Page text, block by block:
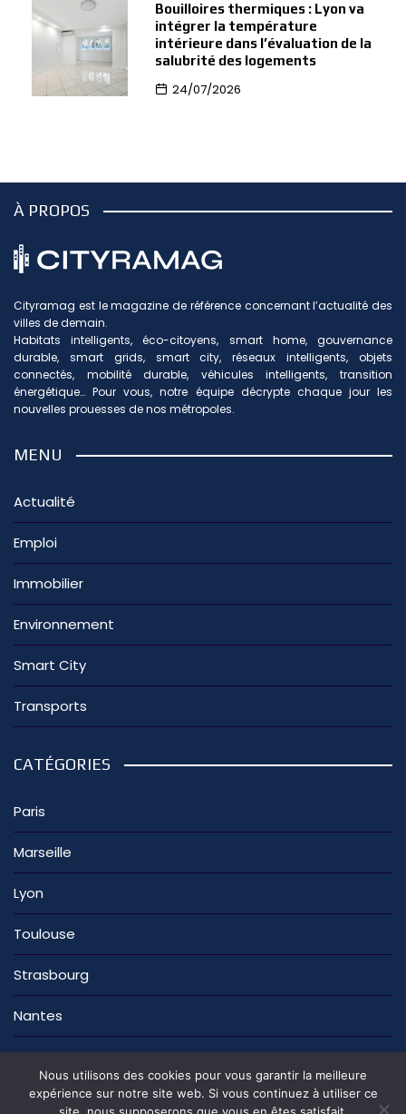
Bouilloires thermiques : Lyon va
intégrer la température
intérieure dans l’évaluation de la
salubrité des logements
24/07/2026
À PROPOS
Cityramag est le magazine de référence concernant l’actualité des
villes de demain.
Habitats intelligents, éco-citoyens, smart home, gouvernance
durable, smart grids, smart city, réseaux intelligents, objets
connectés, mobilité durable, véhicules intelligents, transition
énergétique… Pour vous, notre équipe décrypte chaque jour les
nouvelles prouesses de nos métropoles.
MENU
Actualité
Emploi
Immobilier
Environnement
Smart City
Transports
CATÉGORIES
Paris
Marseille
Lyon
Toulouse
Strasbourg
Nantes
Nous utilisons des cookies pour vous garantir la meilleure
expérience sur notre site web. Si vous continuez à utiliser ce